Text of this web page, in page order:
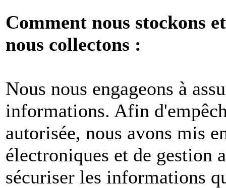
Comment nous stockons
nous collectons :
Nous nous engageons à
informations. Afin
autorisée, nous avons mis
électroniques et de gestion
sécuriser les informations